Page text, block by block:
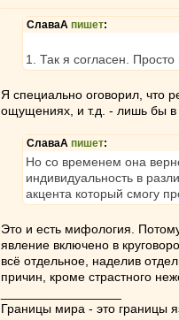
СлаваА пишет:
1. Так я согласен.
Я специально оговорил, что
ощущениях, и т.д. - лишь бы в
СлаваА пишет:
Но со временем она
индивидуальность в
акцента который смогу
Это и есть мифология.
явление включено в
всё отдельное, наделив
причин, кроме страстного
Границы мира - это границы